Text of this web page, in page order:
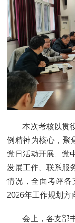
本次考核以贯
例精神为核心，聚
党日活动开展、党
发展工作、联系服
情况，全面考评各
2026年工作规划方
会上，各支部